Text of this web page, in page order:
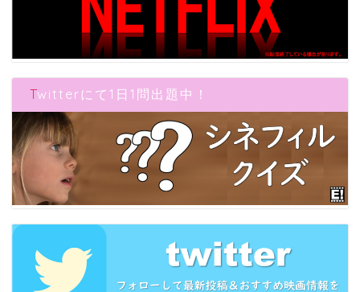
Twitterにて1日1問出題中！